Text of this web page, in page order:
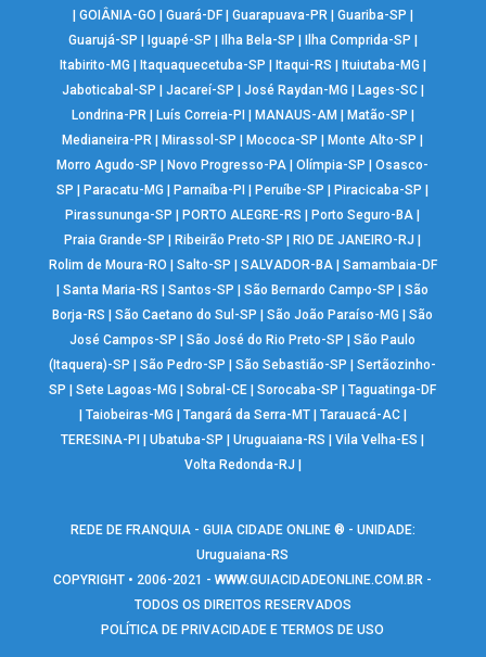
GOIÂNIA-GO Guará-DF| Guarapuava-PR| Guariba-SP
Guarujá-SP
Iguapé-SP Ilha Bela-SP Ilha Comprida-SP
Itabirito-MG
Itaquaquecetuba-SP Itaqui-RS Ituiutaba-MG
Jaboticabal-SP
Jacareí-SP José Raydan-MG Lages-SC|
Londrina-PR| Luís Correia-PI MANAUS-AM Matão-SP
Medianeira-PR
Mirassol-SP Mococa-SP Monte Alto-SP
Morro Agudo-SP
Novo Progresso-PA |Olímpia-SP |Osasco-
SP
Paracatu-MG Parnaíba-PI Peruíbe-SP Piracicaba-SP
Pirassununga-SP
PORTO ALEGRE-RS Porto Seguro-BA
Praia Grande-SP
Ribeirão Preto-SP RIO DE JANEIRO-RJ
Rolim de Moura-RO
Salto-SP SALVADOR-BA| Samambaia-DF
|Santa Maria-RS |Santos-SP |São Bernardo Campo-SP |São
Borja-RS
|São Caetano do Sul-SP |São João Paraíso-MG |São
José Campos-SP
|São José do Rio Preto-SP |São Paulo
(Itaquera)-SP
|São Pedro-SP |São Sebastião-SP |Sertãozinho-
SP
|Sete Lagoas-MG |Sobral-CE |Sorocaba-SP |Taguatinga-DF
Taiobeiras-MG Tangará da Serra-MT| Tarauacá-AC|
TERESINA-PI
|Ubatuba-SP |Uruguaiana-RS |Vila Velha-ES
Volta Redonda-RJ
REDE DE FRANQUIA - GUIA CIDADE ONLINE ® - UNIDADE:
Uruguaiana-RS
COPYRIGHT • 2006-2021 -WWW.GUIACIDADEONLINE.COM.BR -
TODOS OS DIREITOS RESERVADOS
POLÍTICA DE PRIVACIDADE E TERMOS DE USO